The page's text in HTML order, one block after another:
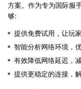
方案。作为专为国际服
够:
提供免费试用，让玩
智能分析网络环境，
有效降低网络延迟，
提供更稳定的连接，